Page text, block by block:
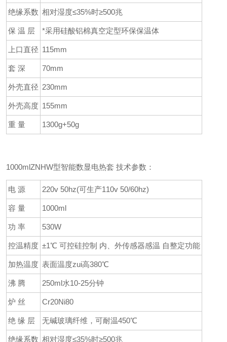
绝缘系数 相对湿度≤35%时≥500兆
保 温 层 *采用硅酸铝棉真空定型环保保温体
上口直径 115mm
套 深 70mm
外壳直径 230mm
外壳高度 155mm
重 量 1300g+50g
1000mlZNHW型智能数显电热套 技术参数：
电 源 220v 50hz(可生产110v 50/60hz)
容 量 1000ml
功 率 530W
控温精度 ±1℃ 可控硅控制 内、外传感器感温 自整定功能
加热温度 表面温度zui高380℃
沸 腾 250ml水10-25分钟
炉 丝 Cr20Ni80
绝 缘 层 无碱玻璃纤维，可耐温450℃
绝缘系数 相对湿度≤35%时≥500兆